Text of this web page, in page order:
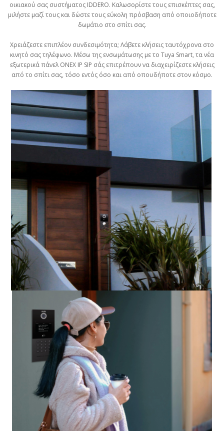
οικιακού σας συστήματος IDDERO. Καλωσορίστε τους επισκέπτες σας,
μιλήστε μαζί τους και δώστε τους εύκολη πρόσβαση από οποιοδήποτε
δωμάτιο στο σπίτι σας.
Χρειάζεστε επιπλέον συνδεσιμότητα; Λάβετε κλήσεις ταυτόχρονα στο
κινητό σας τηλέφωνο. Μέσω της ενσωμάτωσης με το Tuya Smart, τα νέα
εξωτερικά πάνελ ONEX IP SIP σάς επιτρέπουν να διαχειρίζεστε κλήσεις
από το σπίτι σας, τόσο εντός όσο και από οπουδήποτε στον κόσμο.